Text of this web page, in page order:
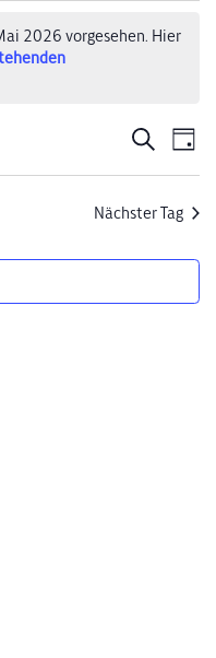
2026 vorgesehen. Hier
Suche
und
Suche
Tag
Nächster Tag